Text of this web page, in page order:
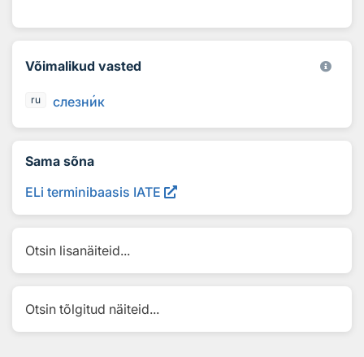
Võimalikud vasted
ru слезник
Sama sõna
ELi terminibaasis IATE
Otsin lisanäiteid...
Otsin tõlgitud näiteid...